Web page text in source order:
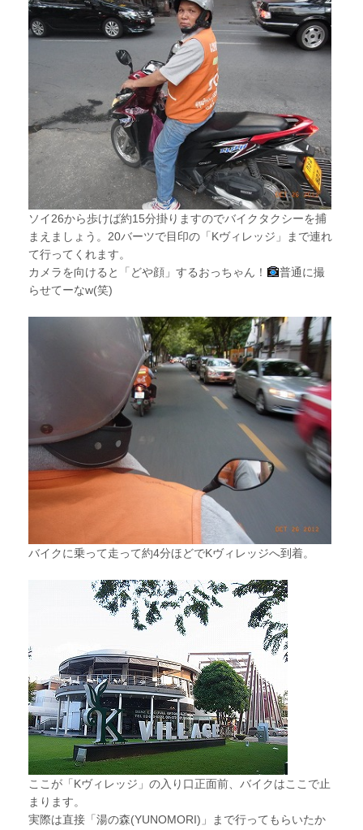
ソイ26から歩けば約15分掛りますのでバイクタクシーを捕
まえましょう。20バーツで目印の「Kヴィレッジ」まで連れ
て行ってくれます。
カメラを向けると「どや顔」するおっちゃん！
普通に撮
らせてーなw(笑)
バイクに乗って走って約4分ほどでKヴィレッジへ到着。
ここが「Kヴィレッジ」の入り口正面前、バイクはここで止
まります。
実際は直接「湯の森(YUNOMORI)」まで行ってもらいたか